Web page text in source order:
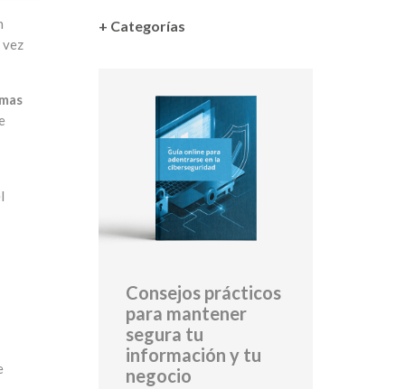
vez
+ Categorías
Consejos prácticos
para mantener
segura tu
información y tu
negocio